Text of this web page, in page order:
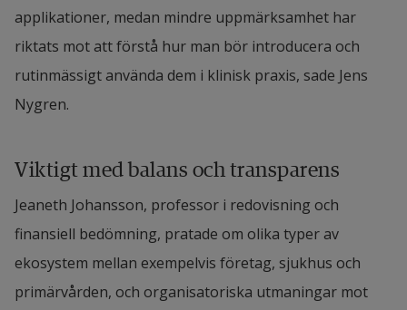
applikationer, medan mindre uppmärksamhet har
riktats mot att förstå hur man bör introducera och
rutinmässigt använda dem i klinisk praxis, sade Jens
Nygren.
Viktigt med balans och transparens
Jeaneth Johansson, professor i redovisning och
finansiell bedömning, pratade om olika typer av
ekosystem mellan exempelvis företag, sjukhus och
primärvården, och organisatoriska utmaningar mot